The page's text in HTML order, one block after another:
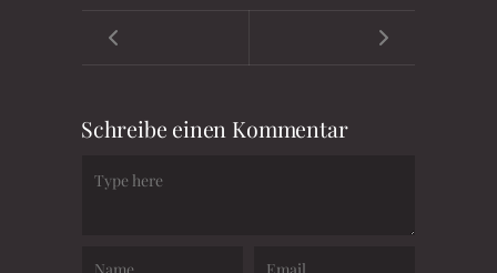
Schreibe einen Kommentar